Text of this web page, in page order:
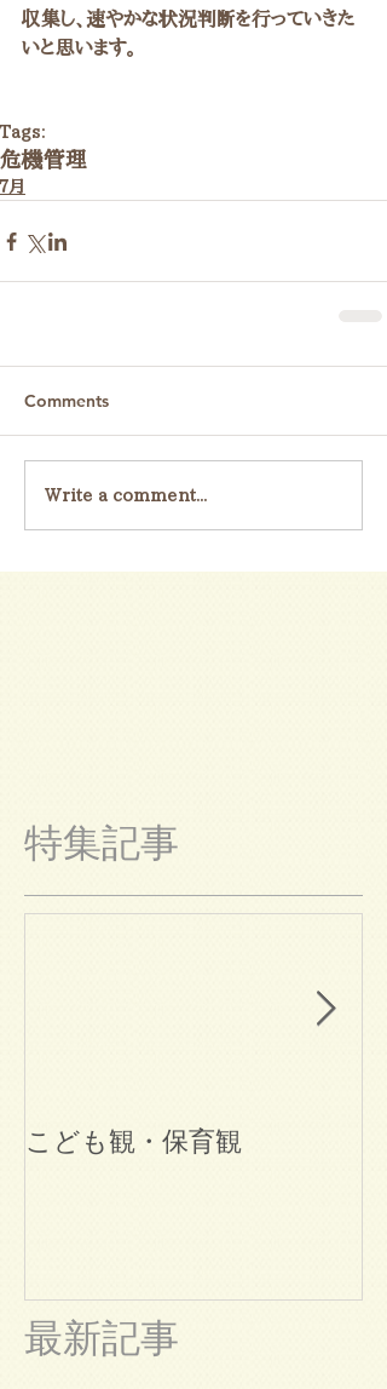
収集し、速やかな状況判断を行っていきた
いと思います。
Tags:
危機管理
７月
Comments
Write a comment...
特集記事
こども観・保育観
最新記事